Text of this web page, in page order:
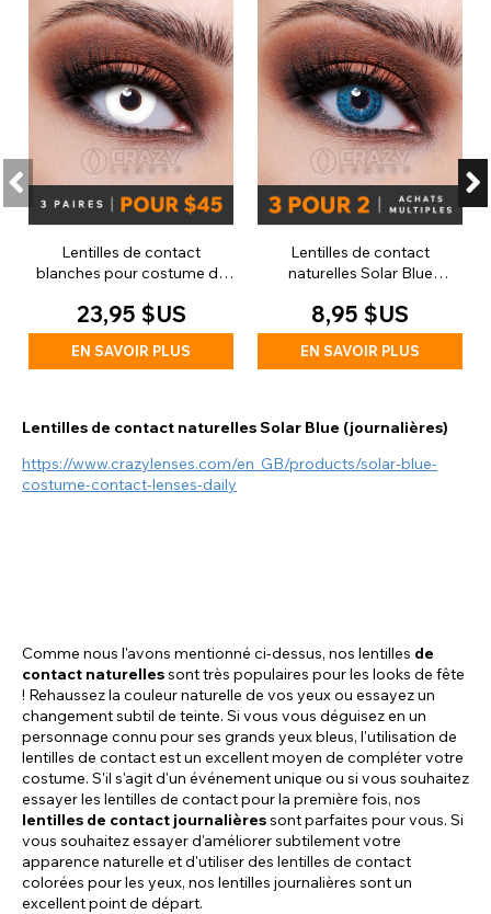
Lentilles de contact
blanches pour costume de
23,95 $US
EN SAVOIR PLUS
Lentilles de contact
naturelles Solar Blue
8,95 $US
EN SAVOIR PLUS
Lentilles de contact naturelles Solar Blue (journalières)
https://www.crazylenses.com/en_GB/products/solar-blue-
costume-contact-lenses-daily
Comme nous l'avons mentionné ci-dessus, nos lentilles de
contact naturellessont très populaires pour les looks de fête
! Rehaussez la couleur naturelle de vos yeux ou essayez un
changement subtil de teinte. Si vous vous déguisez en un
personnage connu pour ses grands yeux bleus, l'utilisation de
lentilles de contact est un excellent moyen de compléter votre
costume. S'il s'agit d'un événement unique ou si vous souhaitez
essayer les lentilles de contact pour la première fois, nos
lentilles de contact journalièressont parfaites pour vous. Si
vous souhaitez essayer d'améliorer subtilement votre
apparence naturelle et d'utiliser des lentilles de contact
colorées pour les yeux, nos lentilles journalières sont un
excellent point de départ.